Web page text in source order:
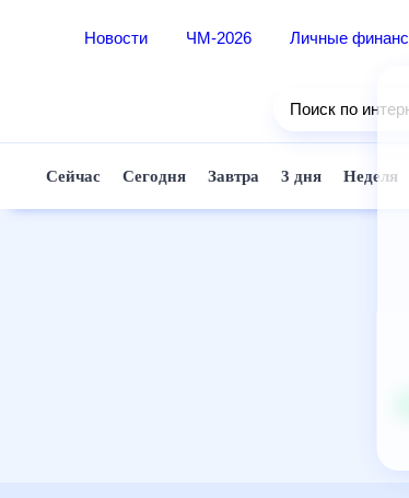
Новости ЧМ-2026 Личные
Поиск по
Сейчас Сегодня Завтра 3 дня